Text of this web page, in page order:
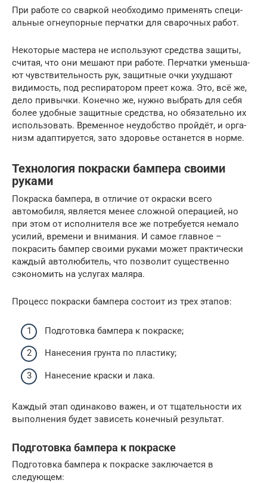
При рабо­те со свар­кой необ­хо­ди­мо при­ме­нять спе­ци­
аль­ные огне­упор­ные пер­чат­ки для сва­роч­ных работ.
Неко­то­рые масте­ра не исполь­зу­ют сред­ства защи­ты,
счи­тая, что они меша­ют при рабо­те. Пер­чат­ки умень­ша­
ют чув­стви­тель­ность рук, защит­ные очки ухуд­ша­ют
види­мость, под респи­ра­то­ром пре­ет кожа. Это, всё же,
дело при­выч­ки. Конеч­но же, нуж­но выбрать для себя
более удоб­ные защит­ные сред­ства, но обя­за­тель­но их
исполь­зо­вать. Вре­мен­ное неудоб­ство прой­дёт, и орга­
низм адап­ти­ру­ет­ся, зато здо­ро­вье оста­нет­ся в норме.
Технология покраски бампера своими
руками
Покраска бампера, в отличие от окраски всего
автомобиля, является менее сложной операцией, но
при этом от исполнителя все же потребуется немало
усилий, времени и внимания. И самое главное –
покрасить бампер своими руками может практически
каждый автолюбитель, что позволит существенно
сэкономить на услугах маляра.
Процесс покраски бампера состоит из трех этапов:
Подготовка бампера к покраске;
Нанесения грунта по пластику;
Нанесение краски и лака.
Каждый этап одинаково важен, и от тщательности их
выполнения будет зависеть конечный результат.
Подготовка бампера к покраске
Подготовка бампера к покраске заключается в
следующем: